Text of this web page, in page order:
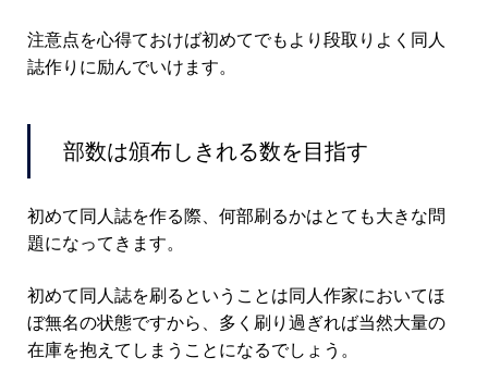
注意点を心得ておけば初めてでもより段取りよく同人
誌作りに励んでいけます。
部数は頒布しきれる数を目指す
初めて同人誌を作る際、何部刷るかはとても大きな問
題になってきます。
初めて同人誌を刷るということは同人作家においてほ
ぼ無名の状態ですから、多く刷り過ぎれば当然大量の
在庫を抱えてしまうことになるでしょう。